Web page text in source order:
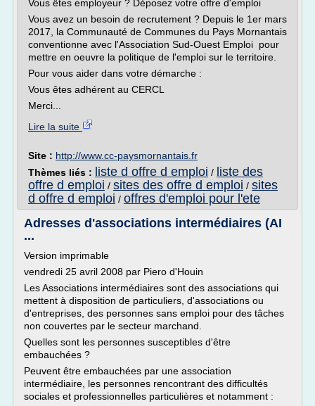
Vous êtes employeur ? Déposez votre offre d'emploi
Vous avez un besoin de recrutement ? Depuis le 1er mars
2017, la Communauté de Communes du Pays Mornantais
conventionne avec l'Association Sud-Ouest Emploi pour
mettre en oeuvre la politique de l'emploi sur le territoire.
Pour vous aider dans votre démarche :
Vous êtes adhérent au CERCL
Merci...
Lire la suite
Site : http://www.cc-paysmornantais.fr
Thèmes liés :
liste d offre d emploi / liste des
offre d emploi / sites des offre d emploi / sites
d offre d emploi / offres d'emploi pour l'ete
Adresses d'associations intermédiaires (AI
...
Version imprimable
vendredi 25 avril 2008 par Piero d'Houin
Les Associations intermédiaires sont des associations qui
mettent à disposition de particuliers, d'associations ou
d'entreprises, des personnes sans emploi pour des tâches
non couvertes par le secteur marchand.
Quelles sont les personnes susceptibles d'être
embauchées ?
Peuvent être embauchées par une association
intermédiaire, les personnes rencontrant des difficultés
sociales et professionnelles particulières et notamment :